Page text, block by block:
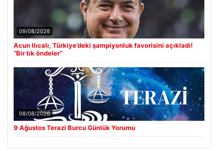
09/08/2026
Acun Ilıcalı, Türkiye’deki şampiyonluk favorisini açıkladı!
“Bir tık öndeler”
08/08/2026
9 Ağustos Terazi Burcu Günlük Yorumu